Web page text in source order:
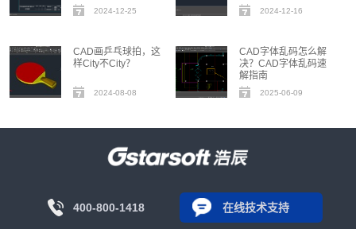
2024-12-25 2024-12-16
CAD画乒乓球拍，这
样City不City？
2024-08-08
CAD字体乱码怎么解
决？CAD字体乱码速
解指南
2025-06-09
400-800-1418 在线技术支持